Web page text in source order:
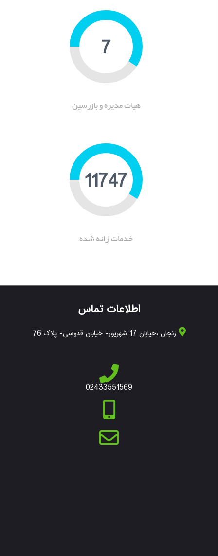
9
هیات مدیره و بازرسین
15665
خدمات ارانه شده
اطلاعات تماس
زنجان ،خیابان 17 شهریور- خیابان قدوسی- پلاک 76
02433551569